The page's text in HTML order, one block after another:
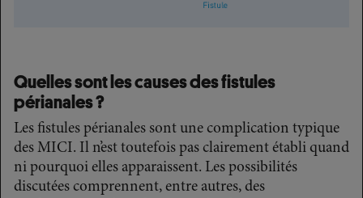
Quelles sont les causes des fistules
périanales ?
Les fistules périanales sont une complication typique
des MICI. Il n’est toutefois pas clairement établi quand
ni pourquoi elles apparaissent. Les possibilités
discutées comprennent, entre autres, des